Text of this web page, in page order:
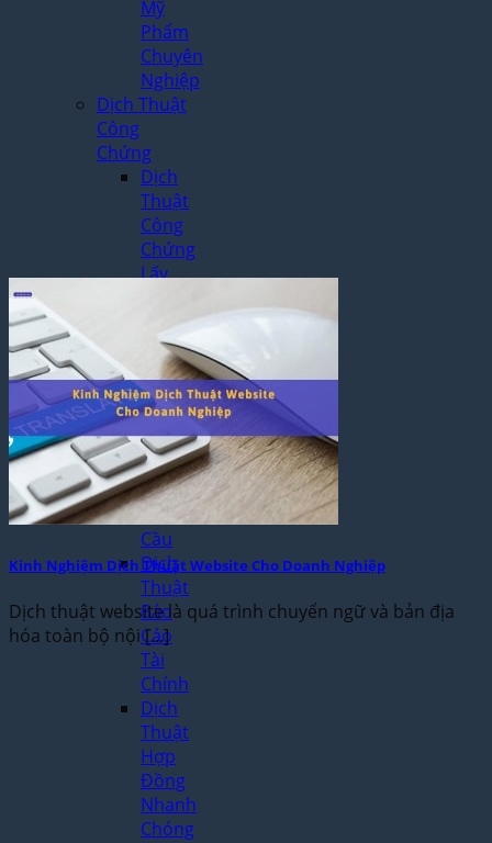
Mỹ
Phẩm
Chuyên
Nghiệp
Dịch Thuật
Công
Chứng
Dịch
Thuật
Công
Chứng
Lấy
Tại Hà
Nội
Dịch
Vụ
Công
Chứng
Nhanh
Theo
Yêu
Cầu
Dịch
Thuật
Báo
Cáo
Tài
Chính
Dịch
Thuật
Hợp
Đồng
Nhanh
Chóng
Kinh Nghiệm Dịch Thuật Website Cho Doanh Nghiệp
Dịch thuật website là quá trình chuyển ngữ và bản địa
hóa toàn bộ nội [...]